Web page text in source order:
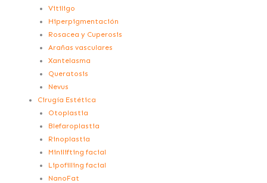
Vitiligo
Hiperpigmentación
Rosacea y Cuperosis
Arañas vasculares
Xantelasma
Queratosis
Nevus
Cirugía Estética
Otoplastia
Blefaroplastia
Rinoplastia
Minilifting facial
Lipofilling facial
NanoFat